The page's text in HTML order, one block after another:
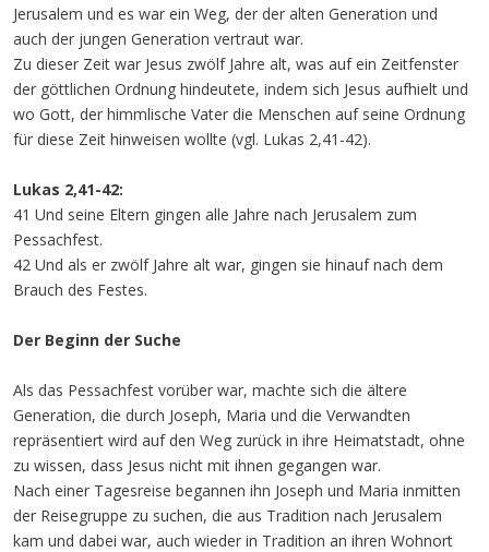
Jerusalem und es war ein Weg, der der alten Generation und
auch der jungen Generation vertraut war.
Zu dieser Zeit war Jesus zwölf Jahre alt, was auf ein Zeitfenster
der göttlichen Ordnung hindeutete, indem sich Jesus aufhielt und
wo Gott, der himmlische Vater die Menschen auf seine Ordnung
für diese Zeit hinweisen wollte (vgl. Lukas 2,41-42).
Lukas 2,41-42:
41 Und seine Eltern gingen alle Jahre nach Jerusalem zum
Pessachfest.
42 Und als er zwölf Jahre alt war, gingen sie hinauf nach dem
Brauch des Festes.
Der Beginn der Suche
Als das Pessachfest vorüber war, machte sich die ältere
Generation, die durch Joseph, Maria und die Verwandten
repräsentiert wird auf den Weg zurück in ihre Heimatstadt, ohne
zu wissen, dass Jesus nicht mit ihnen gegangen war.
Nach einer Tagesreise begannen ihn Joseph und Maria inmitten
der Reisegruppe zu suchen, die aus Tradition nach Jerusalem
kam und dabei war, auch wieder in Tradition an ihren Wohnort